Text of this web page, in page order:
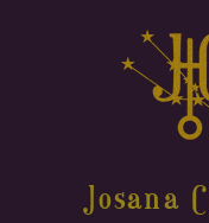
Josana C